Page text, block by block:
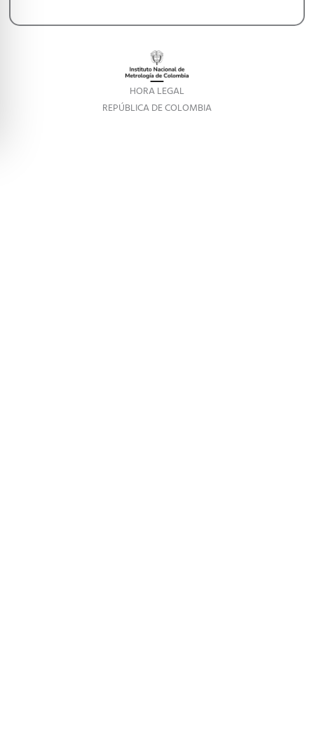
HORA LEGAL
REPÚBLICA DE COLOMBIA